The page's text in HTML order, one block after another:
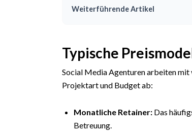
Weiterführende Artikel
Typische
Social Media Agenturen arbeiten mit
Projektart und Budget ab:
Monatliche Retainer: Das
Betreuung.